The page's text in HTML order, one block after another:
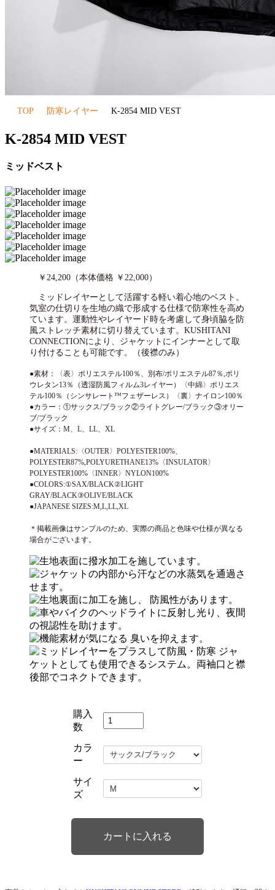
TOP 防寒レイヤー K-2854 MID VEST
K-2854 MID VEST
ミッドベスト
￥24,200（本体価格 ￥22,000）
ミッドレイヤーとして活躍する軽い着心地のベスト。
気室の仕切りを生地の織で形成する仕様で防寒性を高め
ています。運動性やレイヤード時を考慮して身頃脇を防
風ストレッチ素材に切り替えています。KUSHITANI
CONNECTIONにより、ジャケットにインナーとして取
り付けることも可能です。（後襟のみ）
●素材：〈表〉ポリエステル100％、別布/ポリエステル87％,ポリ
ウレタン13％（透湿防風フィルム3レイヤー）〈中綿〉ポリエス
テル100％（シンサレート™フェザーレス）〈裏〉ナイロン100％
●カラー：①サックス/ブラック②ライトグレー/ブラック③オリー
ブ/ブラック
●サイズ：M、L、LL、XL
●MATERIALS:〈OUTER〉POLYESTER100%、
POLYESTER87%,POLYURETHANE13%〈INSULATOR〉
POLYESTER100%〈INNER〉NYLON100%
●COLORS:①SAX/BLACK②LIGHT
GRAY/BLACK③OLIVE/BLACK
●JAPANESE SIZES:M,L,LL,XL
＊掲載画像はサンプルのため、実際の商品と色味や仕様が異なる
場合がございます。
購入
数
カラ
ー
サイ
ズ